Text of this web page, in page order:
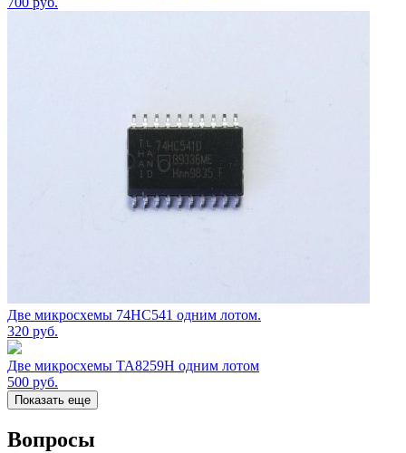
Две микросхемы 74HC541 одним лотом.
320 руб.
Две микросхемы TA8259H одним лотом
500 руб.
Показать еще
Вопросы